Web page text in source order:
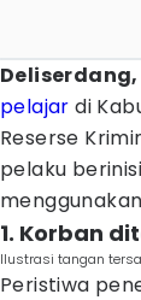
Deliserdang,
pelajar di
Reserse
pelaku
1. Korban
Ilustrasi tangan
Peristiwa